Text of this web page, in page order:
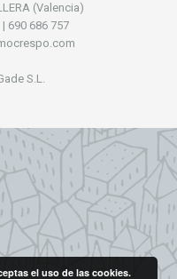
(Valencia)
690 686 757
S.L.
el uso de las cookies.